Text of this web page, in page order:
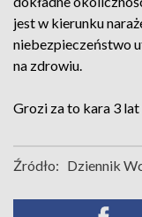
jest w kierunku
niebezpieczeństwo
na zdrowiu.
Grozi za to kara 3 lat
Źródło: Dziennik